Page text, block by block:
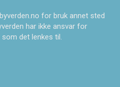
for bruk annet sted
har ikke ansvar for
det lenkes til.